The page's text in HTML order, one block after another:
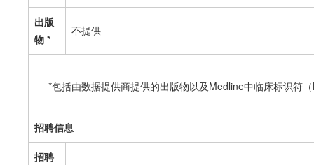
出版
物 *
不提供
*包括由数据提供商提供的出版物以及Medline中临床标识符
招聘信息
招聘